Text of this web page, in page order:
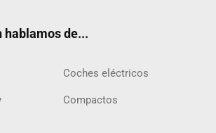
hablamos de...
Coches eléctricos
Compactos